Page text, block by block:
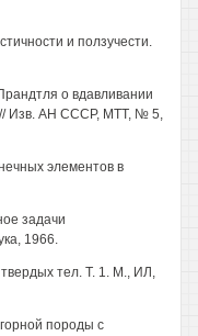
и ползучести.
о вдавливании
// Изв. АН СССР, МТТ, № 5,
элементов в
задачи
1966.
тел. Т. 1. М., ИЛ,
породы с